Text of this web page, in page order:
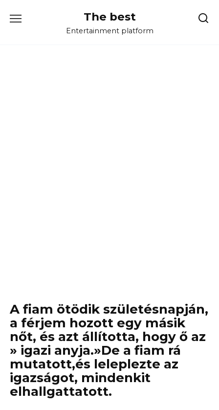
The best
Entertainment platform
A fiam ötödik születésnapján,
a férjem hozott egy másik
nőt, és azt állította, hogy ő az
» igazi anyja.»De a fiam rá
mutatott,és leleplezte az
igazságot, mindenkit
elhallgattatott.